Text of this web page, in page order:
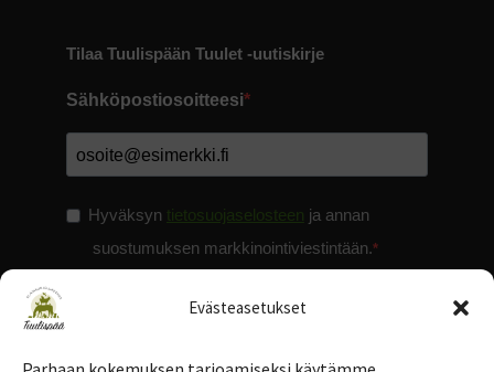
Evästeasetukset
Tilaa Tuulispään Tuulet -uutiskirje
Sähköpostiosoitteesi
Hyväksyn tietosuojaselosteen ja annan
suostumuksen markkinointiviestintään.